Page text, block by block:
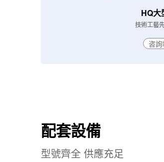
HQ大
技術工藝
咨
配套設備
型號齊全 供應充足